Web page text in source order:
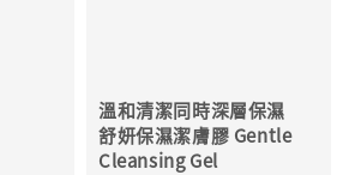
溫和清潔同時深層保濕
舒妍保濕潔膚膠 Gentle
Cleansing Gel